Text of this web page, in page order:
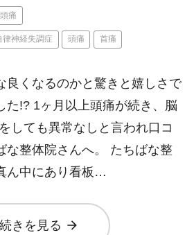
頭痛
律神経失調症 頭痛 首痛
良くなるのかと驚きと嬉しさで
た!? 1ヶ月以上頭痛が続き、脳
しても異常なしと言われ口コ
な整体院さんへ。 たちばな整
ん中にあり看板…
続きを見る arrow_forward